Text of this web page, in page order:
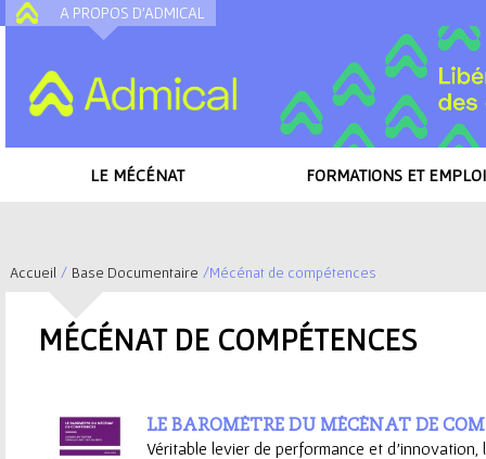
A PROPOS D'ADMICAL
LE MÉCÉNAT FORMATIONS ET
Accueil / Base Documentaire /Mécénat de compétences
MÉCÉNAT DE COMPÉTENCES
LE BAROMÈTRE DU MÉCÉNAT DE
Véritable levier de performance et